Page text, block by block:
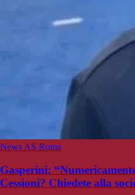
News AS Roma
Gasperini:
Cessioni? Chiedete alla